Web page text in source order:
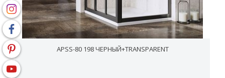
APSS-80 198 ЧЕРНЫЙ+TRANSPARENT